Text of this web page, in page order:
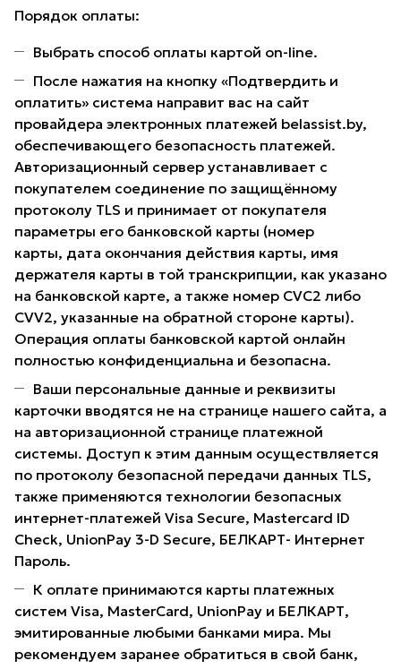
Порядок оплаты:
Выбрать способ оплаты картой on-line.
После нажатия на кнопку «Подтвердить и
оплатить» система направит вас на сайт
провайдера электронных платежей belassist.by,
обеспечивающего безопасность платежей.
Авторизационный сервер устанавливает с
покупателем соединение по защищённому
протоколу TLS и принимает от покупателя
параметры его банковской карты (номер
карты, дата окончания действия карты, имя
держателя карты в той транскрипции, как указано
на банковской карте, а также номер CVC2 либо
CVV2, указанные на обратной стороне карты).
Операция оплаты банковской картой онлайн
полностью конфиденциальна и безопасна.
Ваши персональные данные и реквизиты
карточки вводятся не на странице нашего сайта, а
на авторизационной странице платежной
системы. Доступ к этим данным осуществляется
по протоколу безопасной передачи данных TLS,
также применяются технологии безопасных
интернет-платежей Visa Secure, Mastercard ID
Check, UnionPay 3-D Secure, БЕЛКАРТ- Интернет
Пароль.
К оплате принимаются карты платежных
систем Visa, MasterCard, UnionPay и БЕЛКАРТ,
эмитированные любыми банками мира. Мы
рекомендуем заранее обратиться в свой банк,